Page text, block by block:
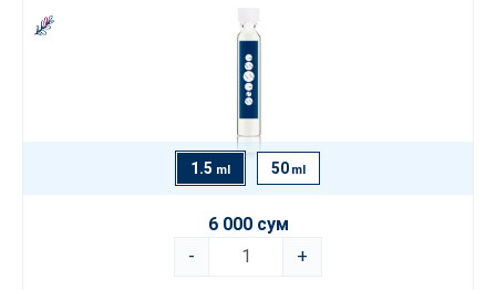
1.5 ml 50 ml
6 000 сум
-
+